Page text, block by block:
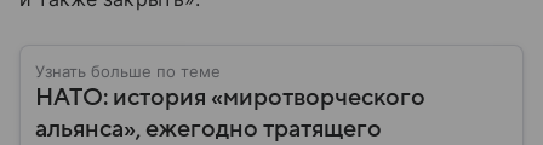
Узнать больше по теме
НАТО: история «миротворческого
альянса», ежегодно тратящего